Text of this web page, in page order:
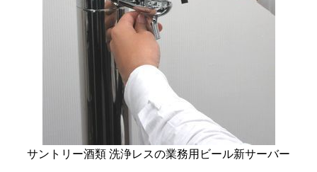
サントリー酒類 洗浄レスの業務用ビール新サーバー